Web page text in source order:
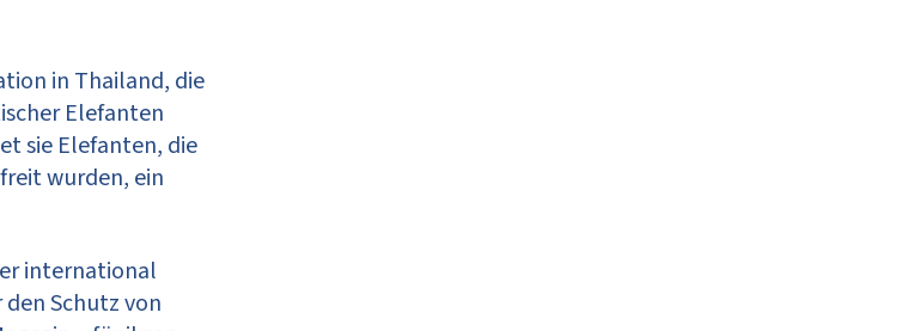
in Thailand, die
Elefanten
sie Elefanten, die
wurden, ein
international
Schutz von